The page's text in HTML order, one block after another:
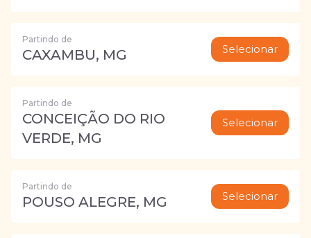
Partindo de
CAXAMBU, MG Selecionar
Partindo de
CONCEIÇÃO DO RIO
VERDE, MG
Selecionar
Partindo de
POUSO ALEGRE, MG Selecionar